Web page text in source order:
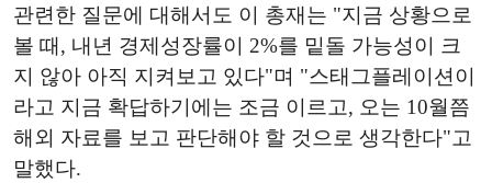
관련한 질문에 대해서도 이 총재는 "지금 상황으로
볼 때, 내년 경제성장률이 2%를 밑돌 가능성이 크
지 않아 아직 지켜보고 있다"며 "스태그플레이션이
라고 지금 확답하기에는 조금 이르고, 오는 10월쯤
해외 자료를 보고 판단해야 할 것으로 생각한다"고
말했다.